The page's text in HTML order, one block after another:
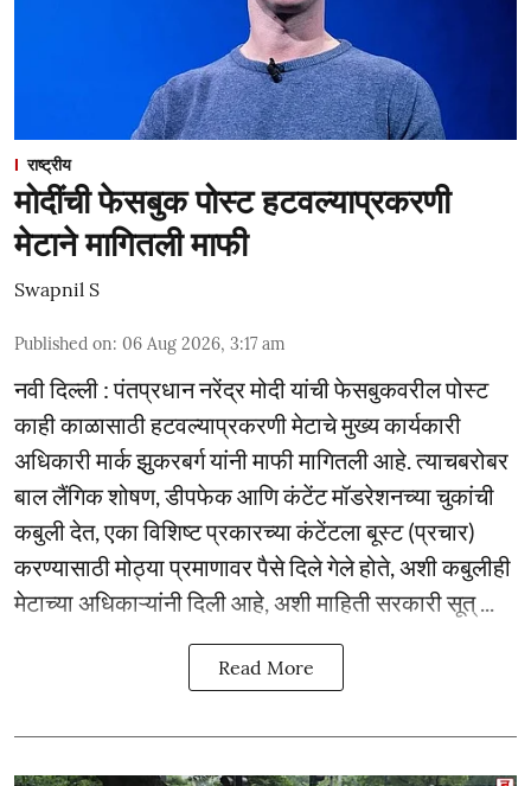
राष्ट्रीय
मोदींची फेसबुक पोस्ट हटवल्याप्रकरणी
मेटाने मागितली माफी
Swapnil S
Published on: 06 Aug 2026, 3:17 am
नवी दिल्ली : पंतप्रधान नरेंद्र मोदी यांची फेसबुकवरील पोस्ट
काही काळासाठी हटवल्याप्रकरणी मेटाचे मुख्य कार्यकारी
अधिकारी मार्क झुकरबर्ग यांनी माफी मागितली आहे. त्याचबरोबर
बाल लैंगिक शोषण, डीपफेक आणि कंटेंट मॉडरेशनच्या चुकांची
कबुली देत, एका विशिष्ट प्रकारच्या कंटेंटला बूस्ट (प्रचार)
करण्यासाठी मोठ्या प्रमाणावर पैसे दिले गेले होते, अशी कबुलीही
मेटाच्या अधिकाऱ्यांनी दिली आहे, अशी माहिती सरकारी सूत् ...
Read More